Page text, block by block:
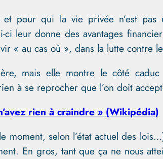
et pour qui la vie privée n’est pas
ci leur donne des avantages
« au cas où », dans la lutte contre
mais elle montre le côté
à se reprocher que l’on doit
rien à craindre » (Wikipédia)
moment, selon l’état actuel des
En gros, tant que ça ne nous